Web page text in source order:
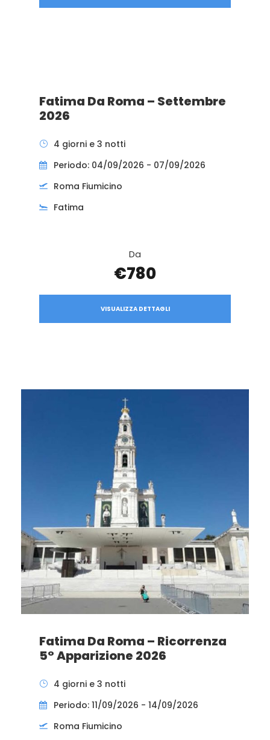
Fatima Da Roma – Settembre
2026
4 giorni e 3 notti
Periodo: 04/09/2026 - 07/09/2026
Roma Fiumicino
Fatima
Da
€780
VISUALIZZA DETTAGLI
Fatima Da Roma – Ricorrenza
5° Apparizione 2026
4 giorni e 3 notti
Periodo: 11/09/2026 - 14/09/2026
Roma Fiumicino